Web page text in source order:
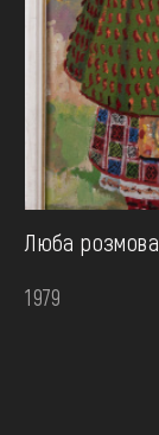
Люба розмова
1979